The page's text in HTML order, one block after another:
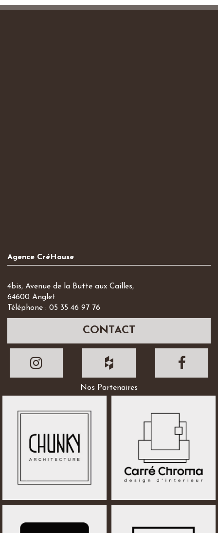
Agence CréHouse
4bis, Avenue de la Butte aux Cailles,
64600 Anglet
Téléphone : 05 35 46 97 76
CONTACT
Nos Partenaires